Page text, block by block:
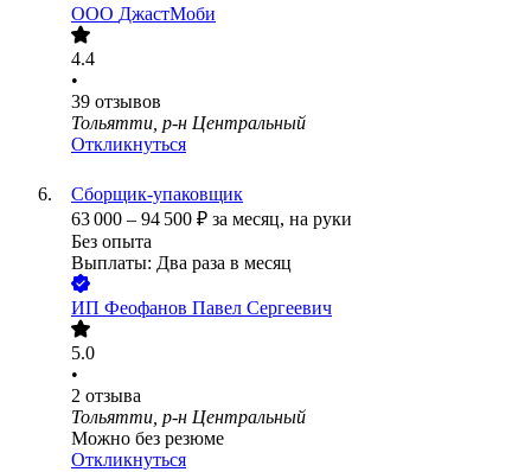
ООО ДжастМоби
4.4
•
39 отзывов
Тольятти, р-н Центральный
Откликнуться
Сборщик-упаковщик
63 000 – 94 500 ₽ за месяц, на руки
Без опыта
Выплаты: Два раза в месяц
ИП Феофанов Павел Сергеевич
5.0
•
2 отзыва
Тольятти, р-н Центральный
Можно без резюме
Откликнуться